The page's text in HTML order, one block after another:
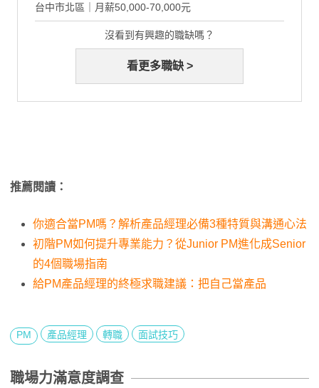
台中市北區｜月薪50,000-70,000元
沒看到有興趣的職缺嗎？
看更多職缺 >
推薦閱讀：
你適合當PM嗎？解析產品經理必備3種特質與溝通心法
初階PM如何提升專業能力？從Junior PM進化成Senior
的4個職場指南
給PM產品經理的終極求職建議：把自己當產品
PM 產品經理 轉職 面試技巧
職場力滿意度調查